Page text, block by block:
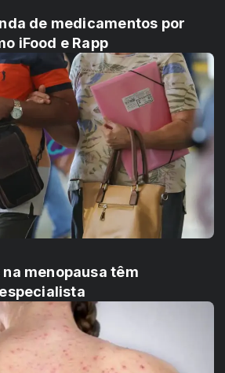
de medicamentos por
iFood e Rapp
menopausa têm